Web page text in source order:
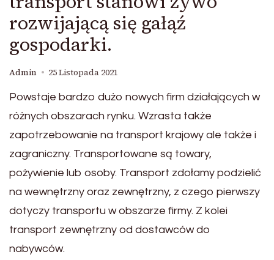
rozwijającą się gałąź
gospodarki.
Admin 25 Listopada 2021
Powstaje bardzo dużo nowych firm działających w
różnych obszarach rynku. Wzrasta także
zapotrzebowanie na transport krajowy ale także i
zagraniczny. Transportowane są towary,
pożywienie lub osoby. Transport zdołamy podzielić
na wewnętrzny oraz zewnętrzny, z czego pierwszy
dotyczy transportu w obszarze firmy. Z kolei
transport zewnętrzny od dostawców do
nabywców.